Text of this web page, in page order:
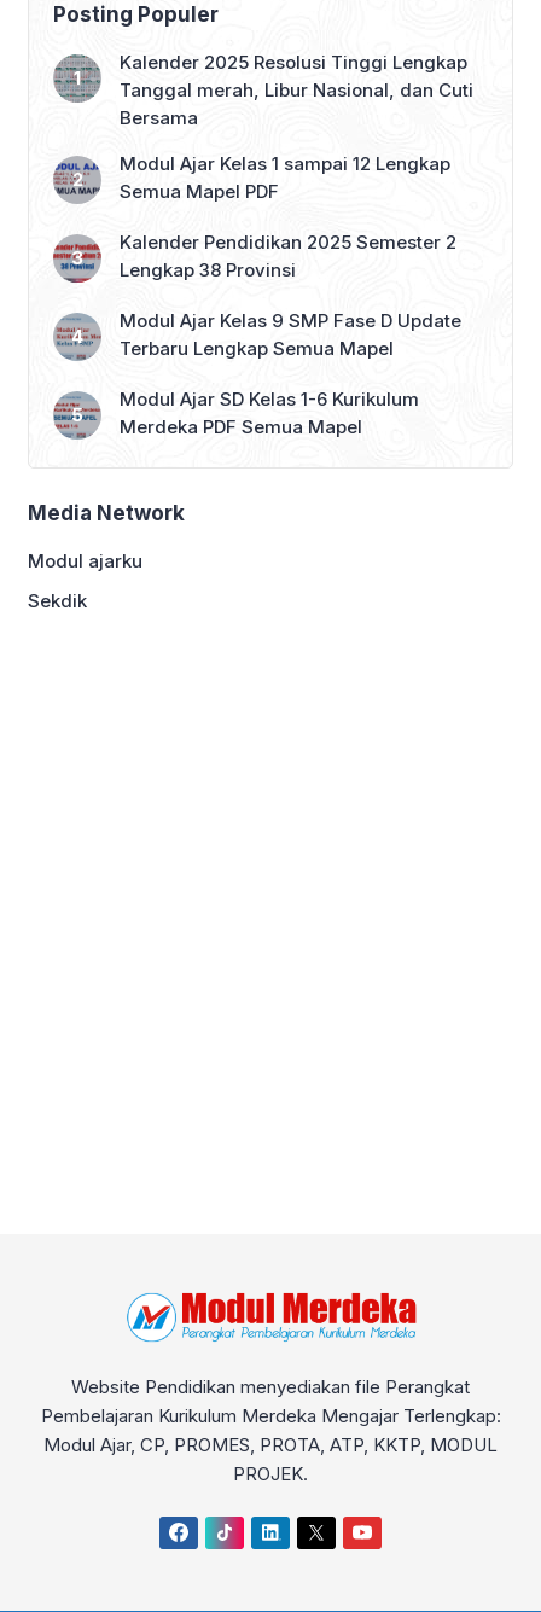
Posting Populer
Kalender 2025 Resolusi Tinggi Lengkap
Tanggal merah, Libur Nasional, dan Cuti
Bersama
Modul Ajar Kelas 1 sampai 12 Lengkap
Semua Mapel PDF
Kalender Pendidikan 2025 Semester 2
Lengkap 38 Provinsi
Modul Ajar Kelas 9 SMP Fase D Update
Terbaru Lengkap Semua Mapel
Modul Ajar SD Kelas 1-6 Kurikulum
Merdeka PDF Semua Mapel
Media Network
Modul ajarku
Sekdik
Website Pendidikan menyediakan file Perangkat
Pembelajaran Kurikulum Merdeka Mengajar Terlengkap:
Modul Ajar, CP, PROMES, PROTA, ATP, KKTP, MODUL
PROJEK.